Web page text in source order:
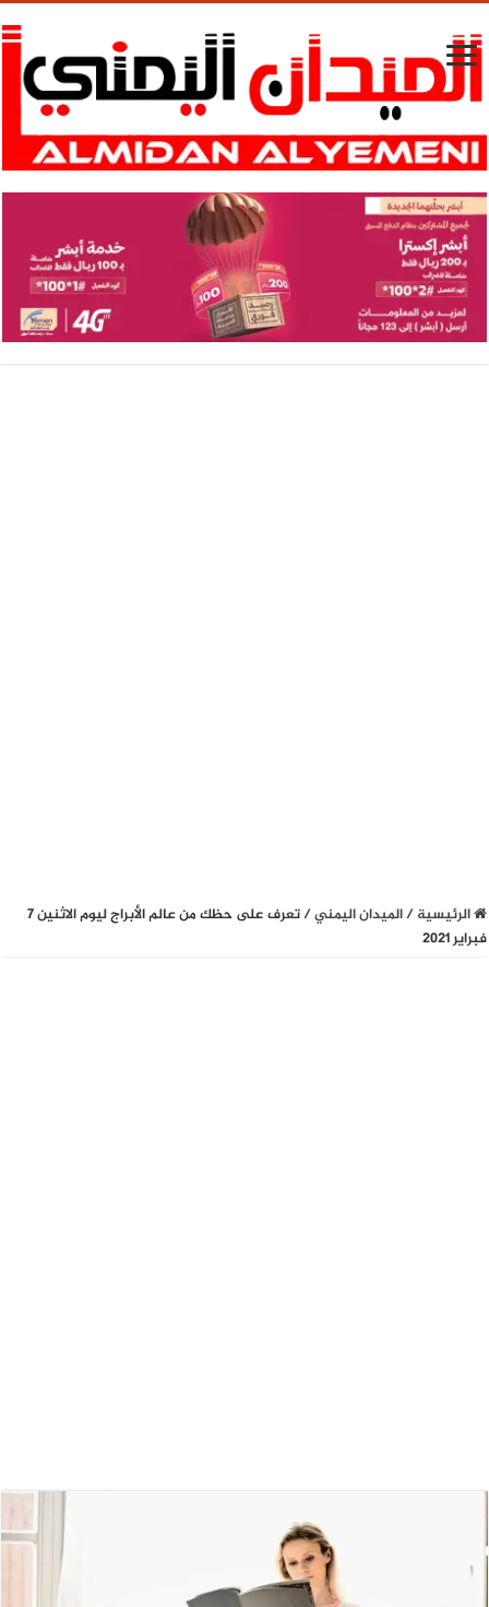
الرئيسية / الميدان اليمني /
تعرف على حظك من عالم الأبراج ليوم الاثنين 7
فبراير 2021